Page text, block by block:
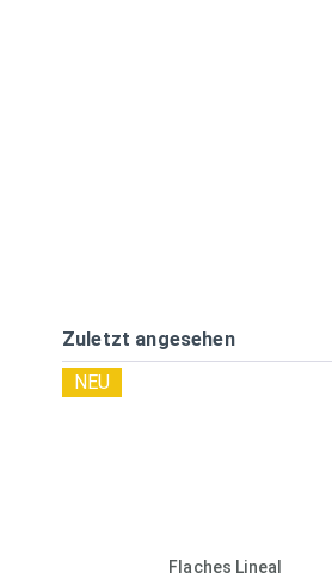
Zuletzt angesehen
Flaches Lineal
NEU